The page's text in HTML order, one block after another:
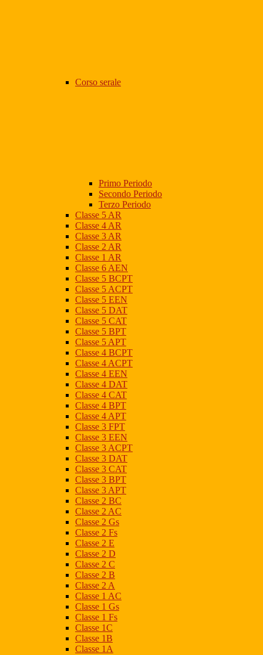
Corso serale
Primo Periodo
Secondo Periodo
Terzo Periodo
Classe 5 AR
Classe 4 AR
Classe 3 AR
Classe 2 AR
Classe 1 AR
Classe 6 AEN
Classe 5 BCPT
Classe 5 ACPT
Classe 5 EEN
Classe 5 DAT
Classe 5 CAT
Classe 5 BPT
Classe 5 APT
Classe 4 BCPT
Classe 4 ACPT
Classe 4 EEN
Classe 4 DAT
Classe 4 CAT
Classe 4 BPT
Classe 4 APT
Classe 3 FPT
Classe 3 EEN
Classe 3 ACPT
Classe 3 DAT
Classe 3 CAT
Classe 3 BPT
Classe 3 APT
Classe 2 BC
Classe 2 AC
Classe 2 Gs
Classe 2 Fs
Classe 2 E
Classe 2 D
Classe 2 C
Classe 2 B
Classe 2 A
Classe 1 AC
Classe 1 Gs
Classe 1 Fs
Classe 1C
Classe 1B
Classe 1A